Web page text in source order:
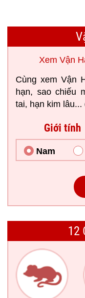
Xem Vận
Cùng xem Vận
hạn, sao chiếu
tai, hạn kim lâu...
Giới tính
Nam
12